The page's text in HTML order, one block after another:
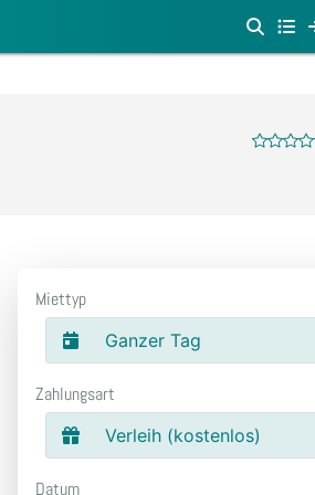
Miettyp
Ganzer Tag
Zahlungsart
Verleih (kostenlos)
Datum